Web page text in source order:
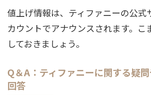
値上げ情報は、ティファニーの公式
カウントでアナウンスされます。こ
しておきましょう。
Q＆A：ティファニーに関する疑
回答